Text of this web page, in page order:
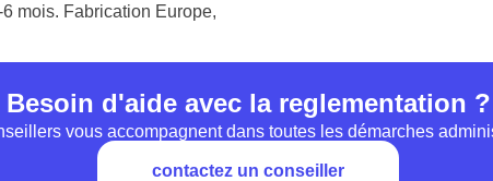
mois. Fabrication Europe,
Besoin d'aide avec la reglementation ?
vous accompagnent dans toutes les démarches
contactez un conseiller